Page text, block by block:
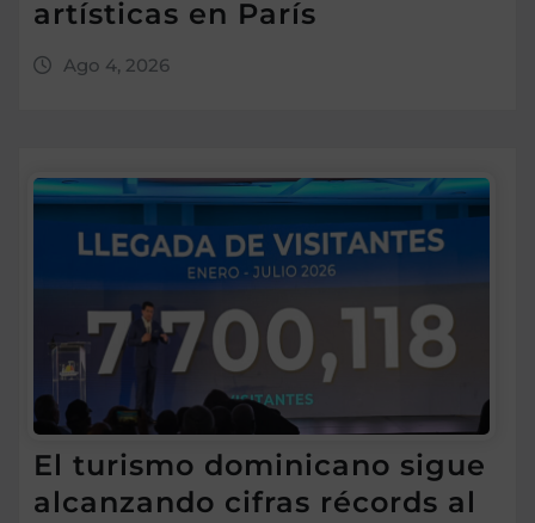
artísticas en París
Ago 4, 2026
El turismo dominicano sigue
alcanzando cifras récords al